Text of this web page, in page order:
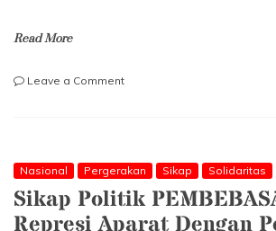
Read More
Leave a Commenton
Hisbun
Payu
dkk,
Tutup
Nasional Pergerakan Sikap Solidaritas
Sikap Politik